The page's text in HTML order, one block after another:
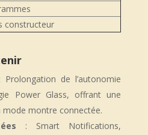
constructeur
: Prolongation de l’autonomie
Power Glass, offrant une
montre connectée.
: Smart Notifications,